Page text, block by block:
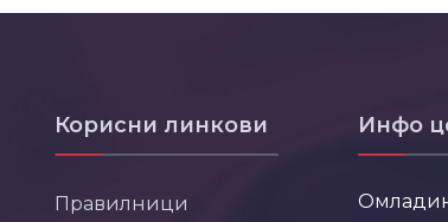
Корисни линкови
Правилници
Инфо